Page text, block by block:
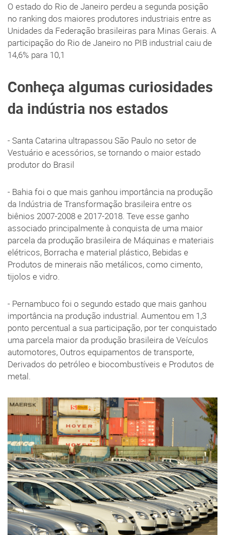
O estado do Rio de Janeiro perdeu a segunda posição
no ranking dos maiores produtores industriais entre as
Unidades da Federação brasileiras para Minas Gerais. A
participação do Rio de Janeiro no PIB industrial caiu de
14,6% para 10,1
Conheça algumas curiosidades
da indústria nos estados
- Santa Catarina ultrapassou São Paulo no setor de
Vestuário e acessórios, se tornando o maior estado
produtor do Brasil
- Bahia foi o que mais ganhou importância na produção
da Indústria de Transformação brasileira entre os
biênios 2007-2008 e 2017-2018. Teve esse ganho
associado principalmente à conquista de uma maior
parcela da produção brasileira de Máquinas e materiais
elétricos, Borracha e material plástico, Bebidas e
Produtos de minerais não metálicos, como cimento,
tijolos e vidro.
- Pernambuco foi o segundo estado que mais ganhou
importância na produção industrial. Aumentou em 1,3
ponto percentual a sua participação, por ter conquistado
uma parcela maior da produção brasileira de Veículos
automotores, Outros equipamentos de transporte,
Derivados do petróleo e biocombustíveis e Produtos de
metal.